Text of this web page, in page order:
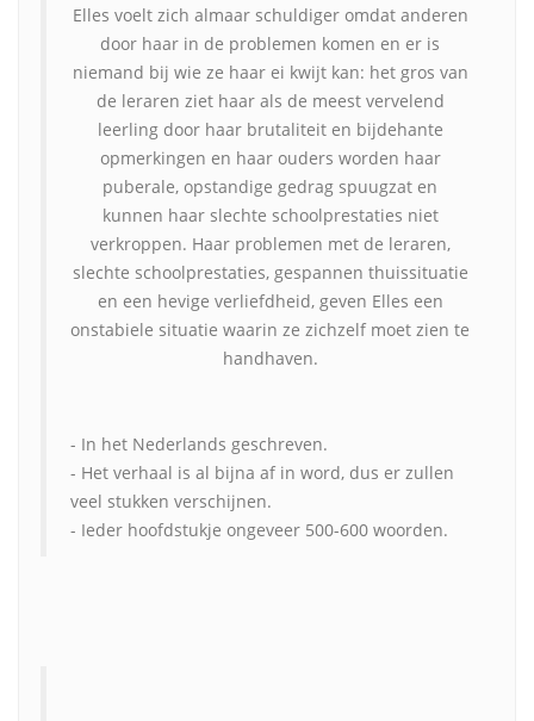
Elles voelt zich almaar schuldiger omdat anderen
door haar in de problemen komen en er is
niemand bij wie ze haar ei kwijt kan: het gros van
de leraren ziet haar als de meest vervelend
leerling door haar brutaliteit en bijdehante
opmerkingen en haar ouders worden haar
puberale, opstandige gedrag spuugzat en
kunnen haar slechte schoolprestaties niet
verkroppen. Haar problemen met de leraren,
slechte schoolprestaties, gespannen thuissituatie
en een hevige verliefdheid, geven Elles een
onstabiele situatie waarin ze zichzelf moet zien te
handhaven.
- In het Nederlands geschreven.
- Het verhaal is al bijna af in word, dus er zullen
veel stukken verschijnen.
- Ieder hoofdstukje ongeveer 500-600 woorden.